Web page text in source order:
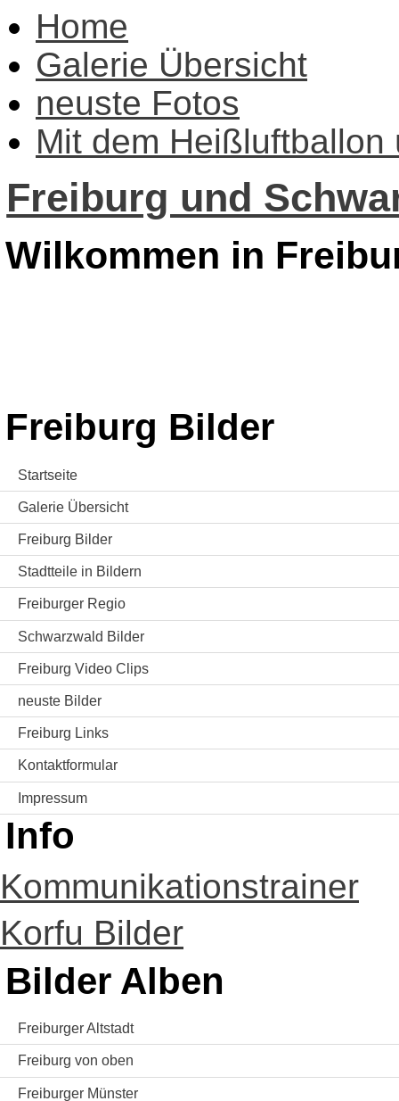
Home
Galerie Übersicht
neuste Fotos
Mit dem Heißluftballon
Freiburg und
Wilkommen in
Freiburg Bilder
Startseite
Galerie Übersicht
Freiburg Bilder
Stadtteile in Bildern
Freiburger Regio
Schwarzwald Bilder
Freiburg Video Clips
neuste Bilder
Freiburg Links
Kontaktformular
Impressum
Info
Kommunikationstrainer
Korfu Bilder
Bilder Alben
Freiburger Altstadt
Freiburg von oben
Freiburger Münster